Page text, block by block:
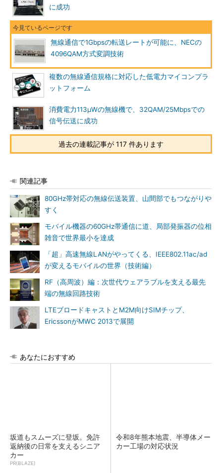
に成功
無線通信で1Gbpsの転送レートが可能に、NECの
4096QAM方式変調技術
複数の無線通信規格に対応した低電力マイコンプラ
ットフォーム
消費電力113μWの無線機で、32QAM/25Mbpsでの
信号伝送に成功
過去の連載記事が 117 件あります
関連記事
80GHz帯対応の無線伝送装置、山間部でもつながりや
すく
モバイル機器の60GHz帯通信に道、局部発振器の位相
雑音で世界最小を達成
「超」高速無線LANがやってくる、IEEE802.11ac/ad
が変えるモバイルの世界（技術編）
RF（高周波）編：次世代ウェアラブルを支える最先
端の無線回路技術
LTEブロードキャストとM2M向けSIMチップ、
EricssonがMWC 2013で展開
あなたにおすすめ
坂道もスムーズに登坂。免許
返納後の日常を支えるシニア
カー
PR(BLAZE)
令和8年熊本地震、半導体メー
カー工場の対応状況